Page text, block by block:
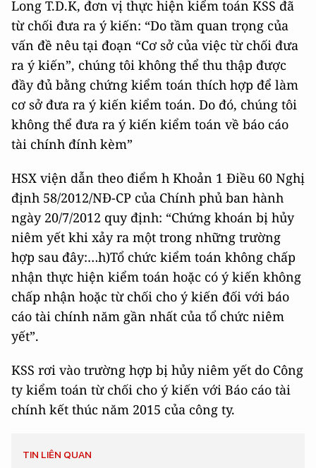
Long T.D.K, đơn vị thực hiện kiểm toán KSS đã
từ chối đưa ra ý kiến: “Do tầm quan trọng của
vấn đề nêu tại đoạn “Cơ sở của việc từ chối đưa
ra ý kiến”, chúng tôi không thể thu thập được
đầy đủ bằng chứng kiểm toán thích hợp để làm
cơ sở đưa ra ý kiến kiểm toán. Do đó, chúng tôi
không thể đưa ra ý kiến kiểm toán về báo cáo
tài chính đính kèm”
HSX viện dẫn theo điểm h Khoản 1 Điều 60 Nghị
định 58/2012/NĐ-CP của Chính phủ ban hành
ngày 20/7/2012 quy định: “Chứng khoán bị hủy
niêm yết khi xảy ra một trong những trường
hợp sau đây:…h)Tổ chức kiểm toán không chấp
nhận thực hiện kiểm toán hoặc có ý kiến không
chấp nhận hoặc từ chối cho ý kiến đối với báo
cáo tài chính năm gần nhất của tổ chức niêm
yết”.
KSS rơi vào trường hợp bị hủy niêm yết do Công
ty kiểm toán từ chối cho ý kiến với Báo cáo tài
chính kết thúc năm 2015 của công ty.
TIN LIÊN QUAN